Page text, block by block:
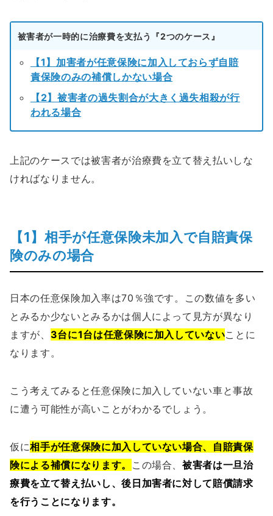
被害者が一時的に治療費を支払う『2つのケース』
【1】加害者が任意保険に加入しておらず自賠
責保険のみの補償しかない場合
【2】被害者の過失割合が大きく過失相殺が行
われる場合
上記のケースでは被害者が治療費を立て替え払いしな
ければなりません。
【1】相手が任意保険未加入で自賠責保
険のみの場合
日本の任意保険加入率は70％強です。この数値を多い
とみるか少ないとみるかは個人によって見方が異なり
ますが、 3台に1台は任意保険に加入していないことに
なります。
こう考えてみると任意保険に加入していない車と事故
に遭う可能性が高いことがわかるでしょう。
仮に相手が任意保険に加入していない場合、自賠責保
険による補償になります。
この場合、被害者は一旦治
療費を立て替え払いし、後日加害者に対して賠償請求
を行うことになります。